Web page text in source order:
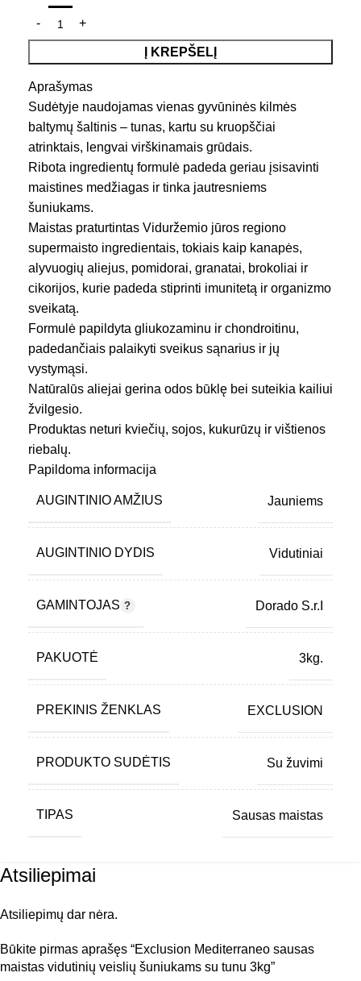
Į KREPŠELĮ
Aprašymas
Sudėtyje naudojamas vienas gyvūninės kilmės
baltymų šaltinis – tunas, kartu su kruopščiai
atrinktais, lengvai virškinamais grūdais.
Ribota ingredientų formulė padeda geriau įsisavinti
maistines medžiagas ir tinka jautresniems
šuniukams.
Maistas praturtintas Viduržemio jūros regiono
supermaisto ingredientais, tokiais kaip kanapės,
alyvuogių aliejus, pomidorai, granatai, brokoliai ir
cikorijos, kurie padeda stiprinti imunitetą ir organizmo
sveikatą.
Formulė papildyta gliukozaminu ir chondroitinu,
padedančiais palaikyti sveikus sąnarius ir jų
vystymąsi.
Natūralūs aliejai gerina odos būklę bei suteikia kailiui
žvilgesio.
Produktas neturi kviečių, sojos, kukurūzų ir vištienos
riebalų.
Papildoma informacija
AUGINTINIO AMŽIUS Jauniems
AUGINTINIO DYDIS Vidutiniai
GAMINTOJAS Dorado S.r.I
PAKUOTĖ 3kg.
PREKINIS ŽENKLAS EXCLUSION
PRODUKTO SUDĖTIS Su žuvimi
TIPAS Sausas maistas
Atsiliepimai
Atsiliepimų dar nėra.
Būkite pirmas aprašęs “Exclusion Mediterraneo sausas
maistas vidutinių veislių šuniukams su tunu 3kg”